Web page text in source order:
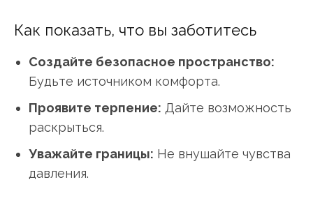
Как показать, что вы заботитесь
Создайте безопасное пространство:
Будьте источником комфорта.
Проявите терпение: Дайте возможность
раскрыться.
Уважайте границы: Не внушайте чувства
давления.